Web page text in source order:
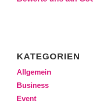
KATEGORIEN
Allgemein
Business
Event